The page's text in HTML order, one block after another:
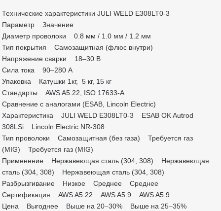
Технические характеристики JULI WELD E308LT0-3
Параметр Значение
Диаметр проволоки 0.8 мм / 1.0 мм / 1.2 мм
Тип покрытия Самозащитная (флюс внутри)
Напряжение сварки 18–30 В
Сила тока 90–280 А
Упаковка Катушки 1кг, 5 кг, 15 кг
Стандарты AWS A5.22, ISO 17633-A
Сравнение с аналогами (ESAB, Lincoln Electric)
Характеристика JULI WELD E308LT0-3 ESAB OK Autrod
308LSi Lincoln Electric NR-308
Тип проволоки Самозащитная (без газа) Требуется газ
(MIG) Требуется газ (MIG)
Применение Нержавеющая сталь (304, 308) Нержавеющая
сталь (304, 308) Нержавеющая сталь (304, 308)
Разбрызгивание Низкое Среднее Среднее
Сертификация AWS A5.22 AWS A5.9 AWS A5.9
Цена Выгоднее Выше на 20–30% Выше на 25–35%